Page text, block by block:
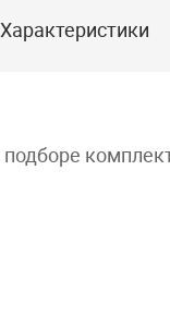
Характеристики